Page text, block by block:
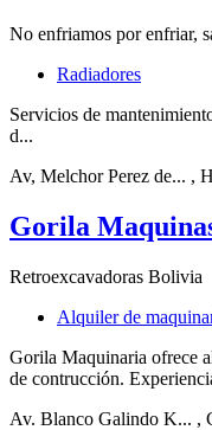
No enfriamos por enfriar,
Radiadores
Servicios de
d...
Av, Melchor Perez de... ,
Gorila
Retroexcavadoras Bolivia
Alquiler de
Gorila Maquinaria ofrece
de contrucción.
Av. Blanco Galindo K... ,